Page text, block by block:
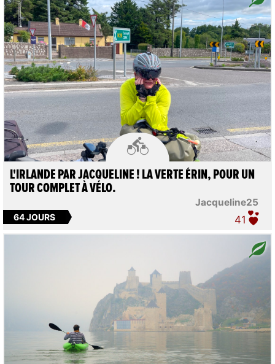

Jacqueline25
L'IRLANDE PAR JACQUELINE ! LA VERTE ÉRIN, POUR UN
TOUR COMPLET À VÉLO.
64 JOURS 41